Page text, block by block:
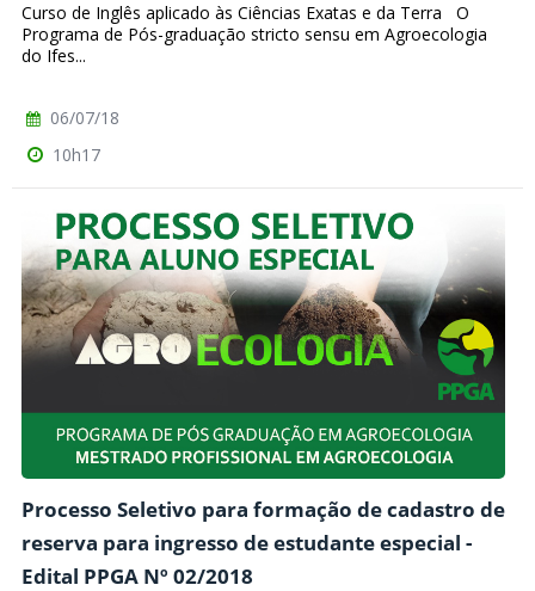
Curso de Inglês aplicado às Ciências Exatas e da Terra O
Programa de Pós-graduação stricto sensu em Agroecologia
do Ifes...
06/07/18
10h17
Processo Seletivo para formação de cadastro de
reserva para ingresso de estudante especial -
Edital PPGA Nº 02/2018